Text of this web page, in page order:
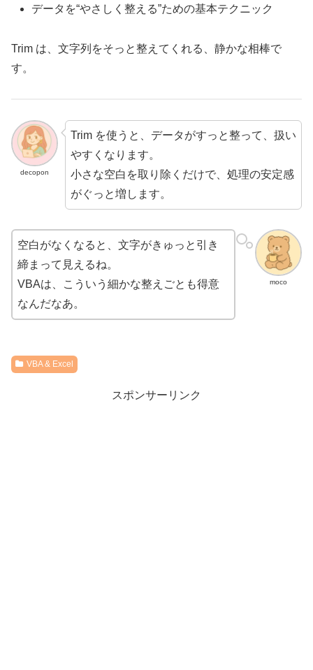
データを“やさしく整える”ための基本テクニック
Trim は、文字列をそっと整えてくれる、静かな相棒で
す。
decopon
Trim を使うと、データがすっと整って、扱い
やすくなります。
小さな空白を取り除くだけで、処理の安定感
がぐっと増します。
moco
空白がなくなると、文字がきゅっと引き
締まって見えるね。
VBAは、こういう細かな整えごとも得意
なんだなあ。
VBA & Excel
スポンサーリンク